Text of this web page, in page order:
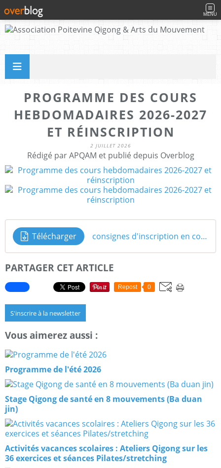
MENU
PROGRAMME DES COURS
HEBDOMADAIRES 2026-2027
ET RÉINSCRIPTION
2 JUILLET 2026
Rédigé par APQAM et publié depuis Overblog
Télécharger consignes d'inscription en cours hebdomadaires 2026-27
PARTAGER CET ARTICLE
Repost 0
S'inscrire à la newsletter
Vous aimerez aussi :
Programme de l'été 2026
Stage Qigong de santé en 8 mouvements (Ba duan
jin)
Activités vacances scolaires : Ateliers Qigong sur les
36 exercices et séances Pilates/stretching